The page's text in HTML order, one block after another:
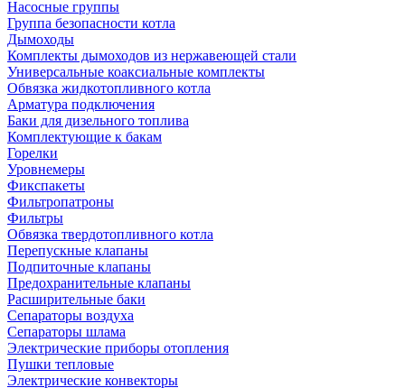
Насосные группы
Группа безопасности котла
Дымоходы
Комплекты дымоходов из нержавеющей стали
Универсальные коаксиальные комплекты
Обвязка жидкотопливного котла
Арматура подключения
Баки для дизельного топлива
Комплектующие к бакам
Горелки
Уровнемеры
Фикспакеты
Фильтропатроны
Фильтры
Обвязка твердотопливного котла
Перепускные клапаны
Подпиточные клапаны
Предохранительные клапаны
Расширительные баки
Сепараторы воздуха
Сепараторы шлама
Электрические приборы отопления
Пушки тепловые
Электрические конвекторы